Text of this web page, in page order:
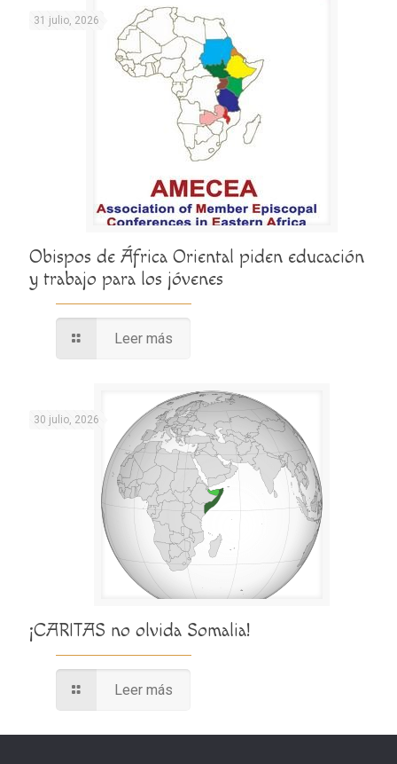
31 julio, 2026
Obispos de África Oriental piden educación
y trabajo para los jóvenes
Leer más
30 julio, 2026
¡CARITAS no olvida Somalia!
Leer más